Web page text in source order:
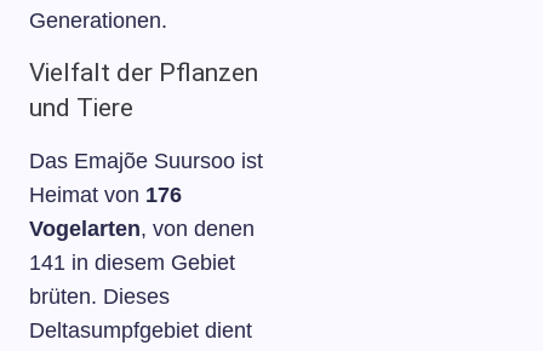
Generationen.
Vielfalt der Pflanzen
und Tiere
Das Emajõe Suursoo ist
Heimat von 176
Vogelarten, von denen
141 in diesem Gebiet
brüten. Dieses
Deltasumpfgebiet dient